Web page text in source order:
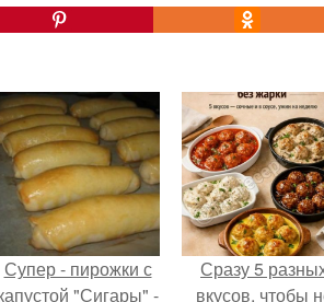
Супер - пирожки с
"Сигары" -
Сразу 5
вкусов, чтобы